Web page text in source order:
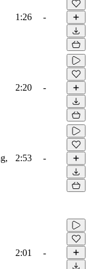
1:26 -
2:20 -
2:53 -
2:01 -